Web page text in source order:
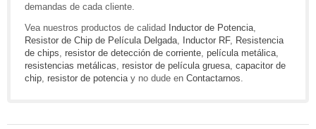
demandas de cada cliente.
Vea nuestros productos de calidad Inductor de Potencia
Resistor de Chip de Película Delgada Inductor RF, Resistencia
de chips resistor de detección de corriente película metálica
resistencias metálicas resistor de película gruesa capacitor de
chip resistor de potencia y no dude en Contactarnos